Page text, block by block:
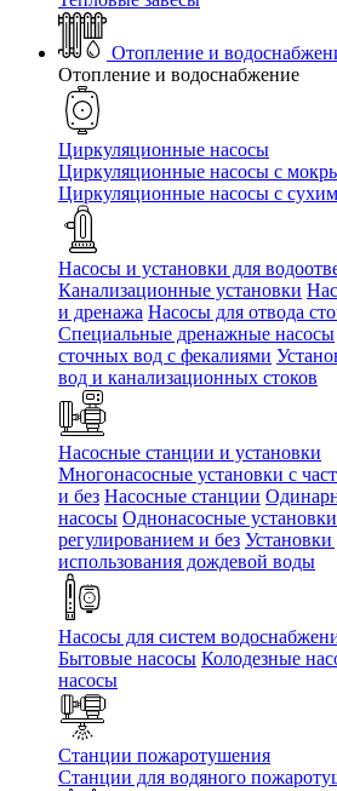
Отопление и
Отопление и водоснабжение
Циркуляционные насосы
Циркуляционные насосы с
Циркуляционные насосы с
Насосы и установки для
Канализационные установки
и дренажа Насосы для отвода
Специальные дренажные насосы
сточных вод c фекалиями
вод и канализационных стоков
Насосные станции и установки
Многонасосные установки с
и без Насосные станции
насосы Однонасосные
регулированием и без Установки
использования дождевой воды
Насосы для систем
Бытовые насосы Колодезные
насосы
Станции пожаротушения
Станции для водяного